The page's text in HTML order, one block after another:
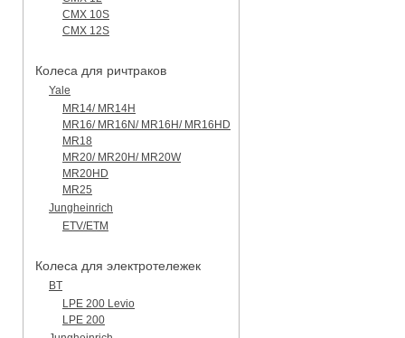
CMX 10S
CMX 12S
Колеса для ричтраков
Yale
MR14/ MR14H
MR16/ MR16N/ MR16H/ MR16HD
MR18
MR20/ MR20H/ MR20W
MR20HD
MR25
Jungheinrich
ETV/ETM
Колеса для электротележек
BT
LPE 200 Levio
LPE 200